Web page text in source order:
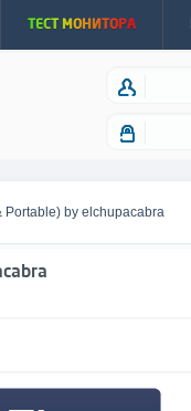
ТЕСТ МОНИТОРА
Portable) by elchupacabra